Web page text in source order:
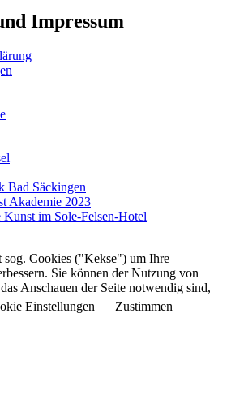
Impressum
Bad Säckingen
Akademie 2023
Kunst im Sole-Felsen-Hotel
sog. Cookies ("Kekse") um Ihre
Sie können der Nutzung von
Anschauen der Seite notwendig sind,
Einstellungen Zustimmen